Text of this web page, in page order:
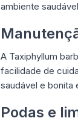
ambiente
A Taxiphyllum
facilidade de
saudável e bonita
Podas e